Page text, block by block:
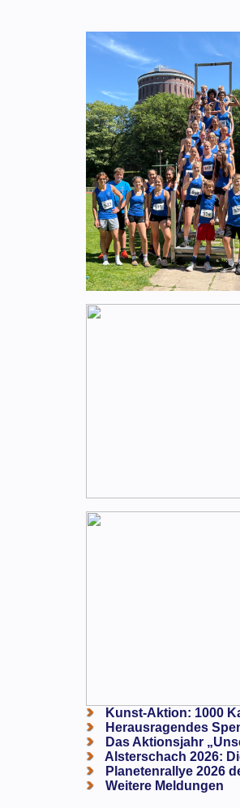
Kunst-Aktion: 1000
Herausragendes
Das Aktionsjahr
Alsterschach 2026:
Planetenrallye 2026
Weitere Meldungen